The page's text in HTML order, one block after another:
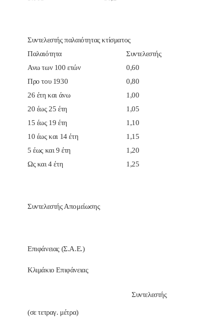
Συντελεστής παλαιότητας κτίσματος
Παλαιότητα
Συντελεστής
Ανω των 100 ετών
0,60
Προ του 1930
0,80
26 έτη και άνω
1,00
20 έως 25 έτη
1,05
15 έως 19 έτη
1,10
10 έως και 14 έτη
1,15
5 έως και 9 έτη
1,20
Ως και 4 έτη
1,25
Συντελεστής Απομείωσης
Επιφάνειας (Σ.Α.Ε.)
Κλιμάκιο Επιφάνειας
(σε τετραγ. μέτρα)
Συντελεστής